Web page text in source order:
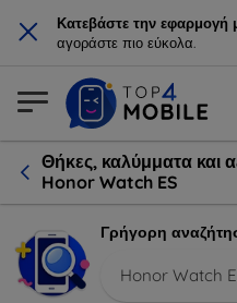
× Κατεβάστε την εφαρμογή
αγοράστε πιο εύκολα.
Θήκες, καλύμματα και
Honor Watch ES
Γρήγορη
Honor Watch